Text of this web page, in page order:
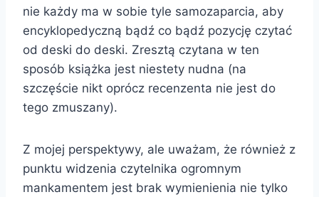
nie każdy ma w sobie tyle samozaparcia, aby
encyklopedyczną bądź co bądź pozycję czytać
od deski do deski. Zresztą czytana w ten
sposób książka jest niestety nudna (na
szczęście nikt oprócz recenzenta nie jest do
tego zmuszany).
Z mojej perspektywy, ale uważam, że również z
punktu widzenia czytelnika ogromnym
mankamentem jest brak wymienienia nie tylko